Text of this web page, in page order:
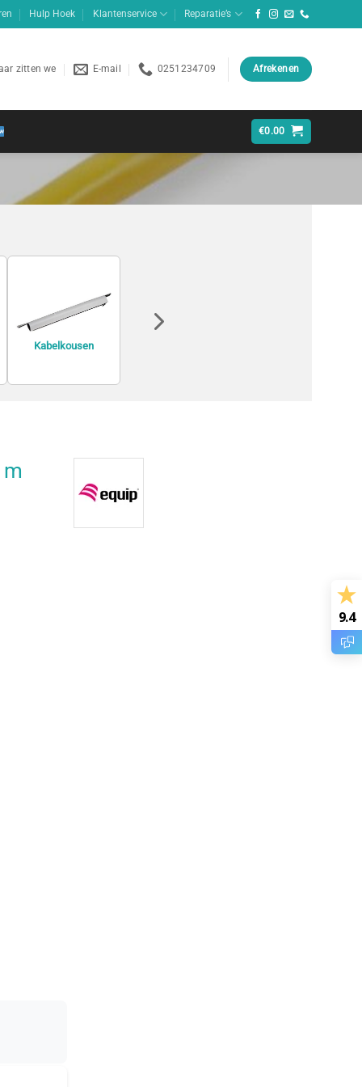
9.4
Hulp Hoek Klantenservice Reparatie’s
zitten we E-mail 0251234709 Afrekenen
€0.00
Kabelkousen